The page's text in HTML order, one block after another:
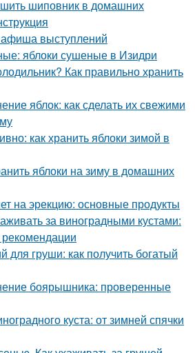
шиповник в домашних
выступлений
яблоки сушеные в Изидри
Как правильно хранить
яблок: как сделать их свежими
как хранить яблоки зимой в
яблоки на зиму в домашних
на эрекцию: основные продукты
за виноградными кустами:
для груши: как получить богатый
боярышника: проверенные
куста: от зимней спячки